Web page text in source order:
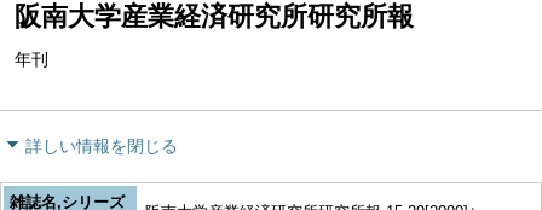
阪南大学産業経済研究所研究所報
年刊
詳しい情報を閉じる
雑誌名,シリーズ